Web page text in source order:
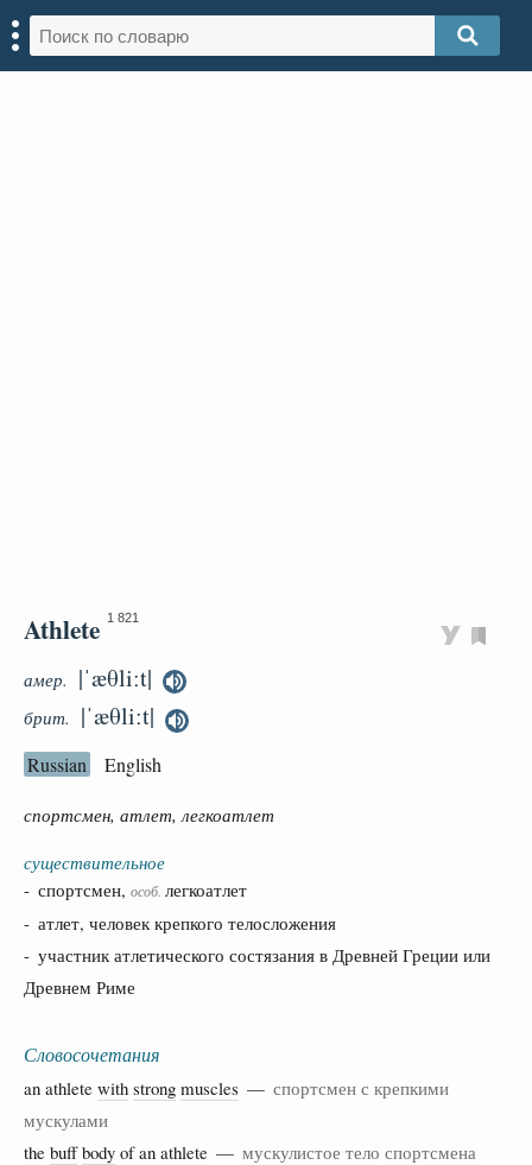
Athlete 1 821
амер. |ˈæθliːt|
брит. |ˈæθliːt|
Russian English
спортсмен, атлет, легкоатлет
существительное
- спортсмен, особ. легкоатлет
- атлет, человек крепкого телосложения
- участник атлетического состязания в Древней Греции или
Древнем Риме
Словосочетания
an athlete with strong muscles — спортсмен с крепкими
мускулами
the buff body of an athlete — мускулистое тело спортсмена